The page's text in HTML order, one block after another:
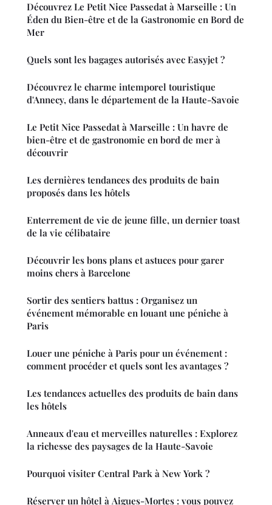
Découvrez Le Petit Nice Passedat à Marseille : Un
Éden du Bien-être et de la Gastronomie en Bord de
Mer
Quels sont les bagages autorisés avec Easyjet ?
Découvrez le charme intemporel touristique
d'Annecy, dans le département de la Haute-Savoie
Le Petit Nice Passedat à Marseille : Un havre de
bien-être et de gastronomie en bord de mer à
découvrir
Les dernières tendances des produits de bain
proposés dans les hôtels
Enterrement de vie de jeune fille, un dernier toast
de la vie célibataire
Découvrir les bons plans et astuces pour garer
moins chers à Barcelone
Sortir des sentiers battus : Organisez un
événement mémorable en louant une péniche à
Paris
Louer une péniche à Paris pour un événement :
comment procéder et quels sont les avantages ?
Les tendances actuelles des produits de bain dans
les hôtels
Anneaux d'eau et merveilles naturelles : Explorez
la richesse des paysages de la Haute-Savoie
Pourquoi visiter Central Park à New York ?
Réserver un hôtel à Aigues-Mortes : vous pouvez